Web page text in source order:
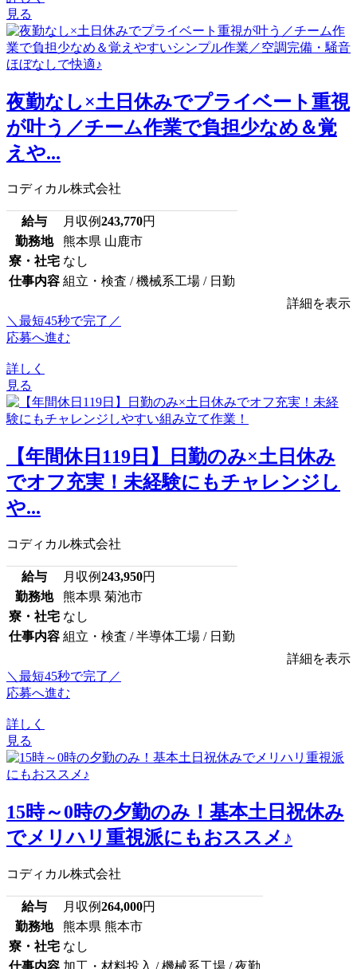
見る
夜勤なし×土日休みでプライベート重視
が叶う／チーム作業で負担少なめ＆覚
えや...
コディカル株式会社
給与 月収例243,770円
勤務地
熊本県 山鹿市
寮・社宅 なし
仕事内容 組立・検査 / 機械系工場 / 日勤
詳細を表示
＼最短45秒で完了／
応募へ進む
詳しく
見る
【年間休日119日】日勤のみ×土日休み
でオフ充実！未経験にもチャレンジし
や...
コディカル株式会社
給与 月収例243,950円
勤務地
熊本県 菊池市
寮・社宅 なし
仕事内容 組立・検査 / 半導体工場 / 日勤
詳細を表示
＼最短45秒で完了／
応募へ進む
詳しく
見る
15時～0時の夕勤のみ！基本土日祝休み
でメリハリ重視派にもおススメ♪
コディカル株式会社
給与 月収例264,000円
勤務地
熊本県 熊本市
寮・社宅 なし
仕事内容 加工・材料投入 / 機械系工場 / 夜勤